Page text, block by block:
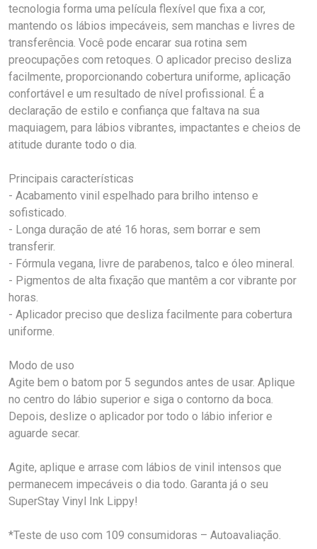
tecnologia forma uma película flexível que fixa a cor,
mantendo os lábios impecáveis, sem manchas e livres de
transferência. Você pode encarar sua rotina sem
preocupações com retoques. O aplicador preciso desliza
facilmente, proporcionando cobertura uniforme, aplicação
confortável e um resultado de nível profissional. É a
declaração de estilo e confiança que faltava na sua
maquiagem, para lábios vibrantes, impactantes e cheios de
atitude durante todo o dia.
Principais características
- Acabamento vinil espelhado para brilho intenso e
sofisticado.
- Longa duração de até 16 horas, sem borrar e sem
transferir.
- Fórmula vegana, livre de parabenos, talco e óleo mineral.
- Pigmentos de alta fixação que mantêm a cor vibrante por
horas.
- Aplicador preciso que desliza facilmente para cobertura
uniforme.
Modo de uso
Agite bem o batom por 5 segundos antes de usar. Aplique
no centro do lábio superior e siga o contorno da boca.
Depois, deslize o aplicador por todo o lábio inferior e
aguarde secar.
Agite, aplique e arrase com lábios de vinil intensos que
permanecem impecáveis o dia todo. Garanta já o seu
SuperStay Vinyl Ink Lippy!
*Teste de uso com 109 consumidoras – Autoavaliação.